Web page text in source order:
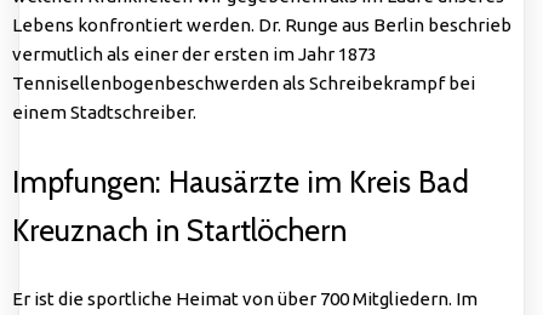
Lebens konfrontiert werden. Dr. Runge aus Berlin beschrieb
vermutlich als einer der ersten im Jahr 1873
Tennisellenbogenbeschwerden als Schreibekrampf bei
einem Stadtschreiber.
Impfungen: Hausärzte im Kreis Bad
Kreuznach in Startlöchern
Er ist die sportliche Heimat von über 700 Mitgliedern. Im